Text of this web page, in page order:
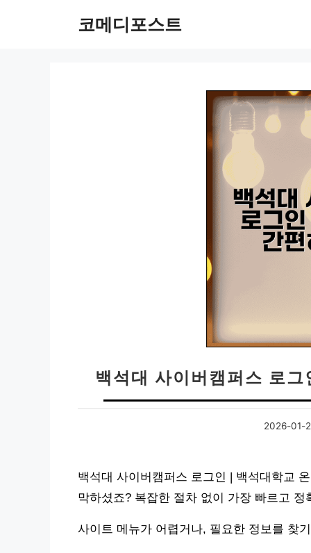
코메디포스트
백석대 사이버캠퍼스 로
2026-01-
백석대 사이버캠퍼스 로그인 | 백석대학교
막하셨죠? 복잡한 절차 없이 가장 빠르고
사이트 메뉴가 어렵거나, 필요한 정보를 찾